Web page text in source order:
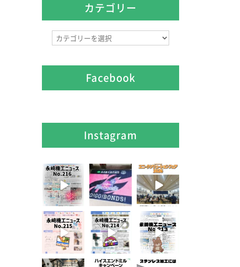
カテゴリー
カ
テ
Facebook
Instagram
8月 7
3 0
7月 28
7 0
7月 27
6 0
7月 3
5 0
6月 3
8 0
5月 13
5 0
4月 20 4月 16 4月 13